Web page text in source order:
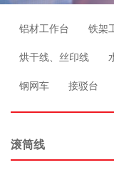
铝材工作台 铁架
烘干线、丝印线
钢网车 接驳台
滚筒线